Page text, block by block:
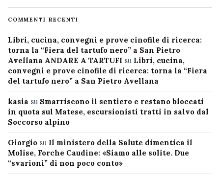
COMMENTI RECENTI
Libri, cucina, convegni e prove cinofile di ricerca:
torna la “Fiera del tartufo nero” a San Pietro
Avellana ANDARE A TARTUFI su Libri, cucina,
convegni e prove cinofile di ricerca: torna la “Fiera
del tartufo nero” a San Pietro Avellana
kasia su Smarriscono il sentiero e restano bloccati
in quota sul Matese, escursionisti tratti in salvo dal
Soccorso alpino
Giorgio su Il ministero della Salute dimentica il
Molise, Forche Caudine: «Siamo alle solite. Due
“svarioni” di non poco conto»